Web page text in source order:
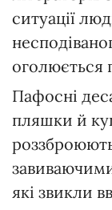
ситуації
оголюється
Пафосні
пляшки й
які звикли